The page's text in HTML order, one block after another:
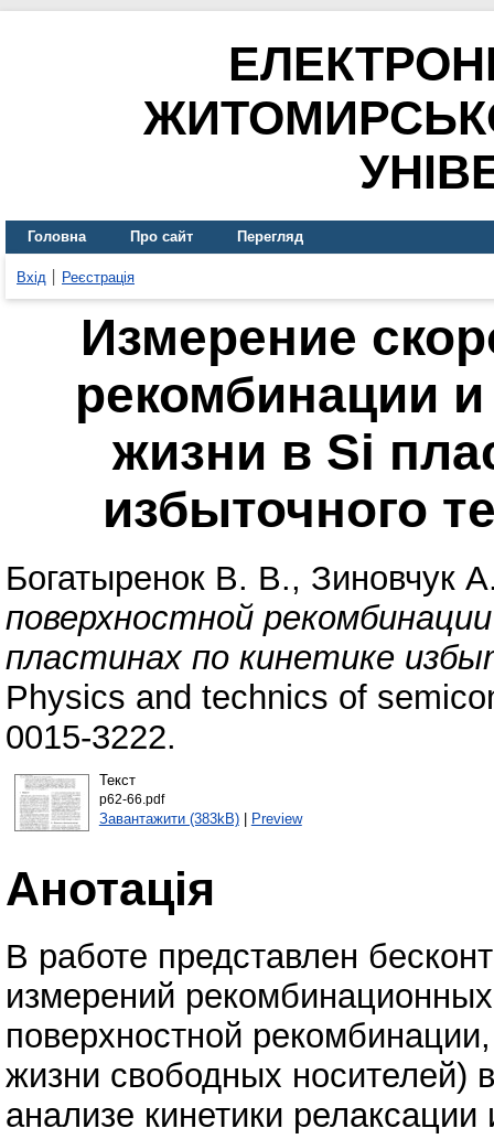
Головна Про сайт Перегляд
Вхід Реєстрація
Измерение
рекомбинации
жизни в Si
избыточного
Богатыренок В. В., Зиновчук
поверхностной
пластинах по кинетике
Physics and technics of
0015-3222.
Текст
p62-66.pdf
Завантажити (383kB)| Preview
Анотація
В работе представлен
измерений
поверхностной
жизни свободных носителей)
анализе кинетики релаксации